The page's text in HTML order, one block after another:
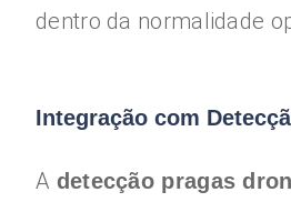
dentro da normalidade
Integração com
A detecção pragas